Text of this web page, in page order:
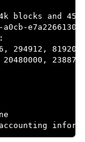
blocks and
294912,